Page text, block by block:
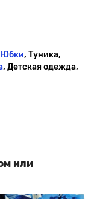
Юбки, Туника,
, Детская одежда,
или